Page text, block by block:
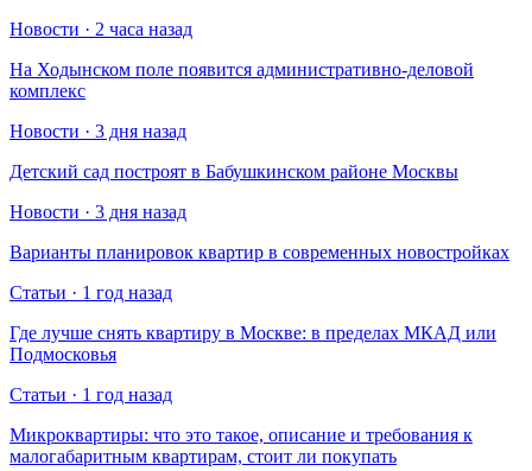
Новости · 2 часа назад
На Ходынском поле появится административно-деловой
комплекс
Новости · 3 дня назад
Детский сад построят в Бабушкинском районе Москвы
Новости · 3 дня назад
Варианты планировок квартир в современных новостройках
Статьи · 1 год назад
Где лучше снять квартиру в Москве: в пределах МКАД или
Подмосковья
Статьи · 1 год назад
Микроквартиры: что это такое, описание и требования к
малогабаритным квартирам, стоит ли покупать